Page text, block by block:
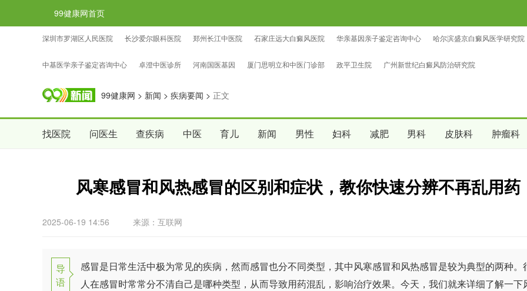
99健康网首页
深圳市罗湖区人民医院 长沙爱尔眼科医院 郑州长江中医院 石家庄远大白癜风医院 华亲基因亲子鉴定咨询中心 哈尔滨盛京白癜风医学研究院
中基医学亲子鉴定咨询中心
卓澄中医诊所 河南国医基因 厦门思明立和中医门诊部 政平卫生院 广州新世纪白癜风防治研究院
99健康网 > 新闻 > 疾病要闻 > 正文
找医院 问医生 查疾病 中医 育儿 新闻 男性 妇科 减肥 男科 皮肤科 肿瘤科
风寒感冒和风热感冒的区别和症状，教你快速分辨不再乱用药
2025-06-19 14:56 来源：互联网
导
语
感冒是日常生活中极为常见的疾病，然而感冒也分不同类型，其中风寒感冒和风热感冒是较为典型的两种。
人在感冒时常常分不清自己是哪种类型，从而导致用药混乱，影响治疗效果。今天，我们就来详细了解一下